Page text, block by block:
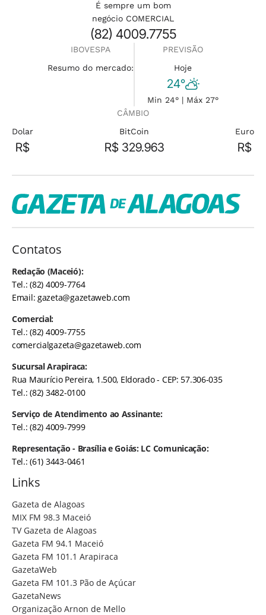
É sempre um bom
negócio COMERCIAL
(82) 4009.7755
IBOVESPA
Resumo do mercado:
PREVISÃO
Hoje
24°
Min 24° | Máx 27°
CÂMBIO
Dolar
R$
BitCoin
R$ 329.963
Euro
R$
Contatos
Redação (Maceió):
Tel.: (82) 4009-7764
Email:gazeta@gazetaweb.com
Comercial:
Tel.: (82) 4009-7755
comercialgazeta@gazetaweb.com
Sucursal Arapiraca:
Rua Maurício Pereira, 1.500, Eldorado - CEP: 57.306-035
Tel.: (82) 3482-0100
Serviço de Atendimento ao Assinante:
Tel.: (82) 4009-7999
Representação - Brasília e Goiás: LC Comunicação:
Tel.: (61) 3443-0461
Links
Gazeta de Alagoas
MIX FM 98.3 Maceió
TV Gazeta de Alagoas
Gazeta FM 94.1 Maceió
Gazeta FM 101.1 Arapiraca
GazetaWeb
Gazeta FM 101.3 Pão de Açúcar
GazetaNews
Organização Arnon de Mello